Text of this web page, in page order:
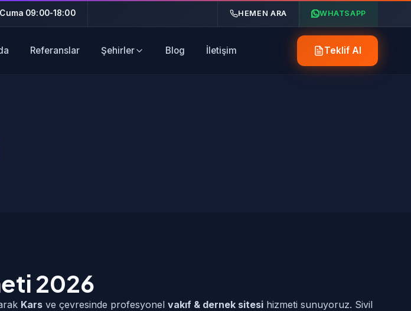
09:00-18:00 HEMEN ARA WHATSAPP
Referanslar Şehirler Blog İletişim Teklif Al
2026
Kars ve çevresinde profesyonel vakıf & dernek sitesi hizmeti sunuyoruz. Sivil